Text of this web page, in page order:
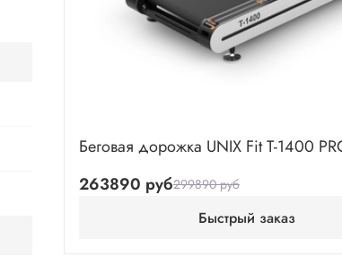
Беговая дорожка UNIX Fit T-1400
263890 руб299890 руб
Быстрый заказ